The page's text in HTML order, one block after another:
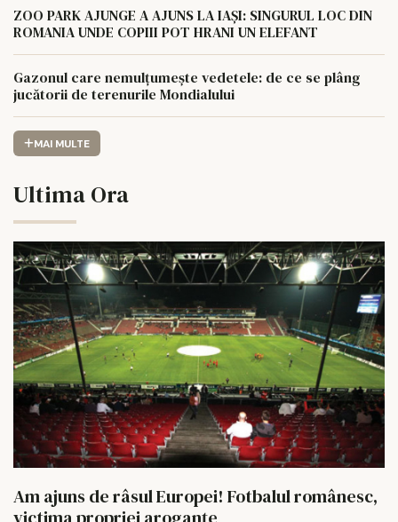
ZOO PARK AJUNGE A AJUNS LA IAȘI: SINGURUL LOC DIN
ROMANIA UNDE COPIII POT HRANI UN ELEFANT
Gazonul care nemulțumește vedetele: de ce se plâng
jucătorii de terenurile Mondialului
MAI MULTE
Ultima Ora
Am ajuns de râsul Europei! Fotbalul românesc,